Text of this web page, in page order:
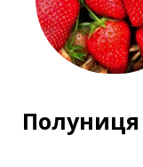
Полуниця